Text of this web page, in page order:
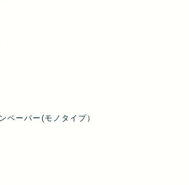
ペーパー(モノタイプ）